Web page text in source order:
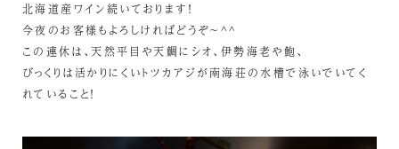
北海道産ワイン続いております！
今夜のお客様もよろしければどうぞ～^^
この連休は、天然平目や天鯛にシオ、伊勢海老や鮑、
びっくりは活かりにくいトツカアジが南海荘の水槽で泳いでいてく
れていること！